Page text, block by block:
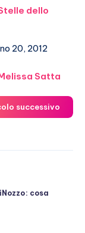
dello
20, 2012
Satta
successivo
cosa